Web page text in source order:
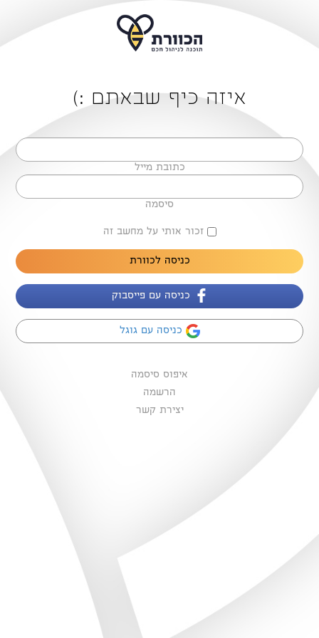
איזה כיף שבאתם :)
כתובת מייל
סיסמה
זכור אותי על מחשב זה
כניסה לכוורת
כניסה עם פייסבוק
כניסה עם גוגל
איפוס סיסמה
הרשמה
יצירת קשר